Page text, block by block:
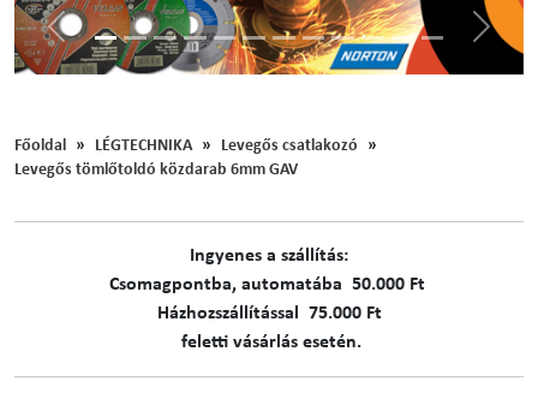
Előző
Főoldal LÉGTECHNIKA
Levegős csatlakozó
Levegős tömlőtoldó közdarab 6mm GAV
Ingyenes a szállítás:
C​​​somagpontba, automatába 50.000 Ft
Házhozszállítással 75.000 Ft
feletti vásárlás esetén.